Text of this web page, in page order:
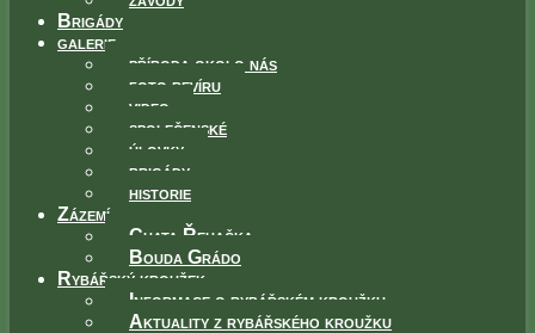
Brigády
galerie
příroda okolo nás
foto revíru
video
společenské
úlovky
brigády
historie
Zázemí
Chata Řehačka
Bouda Grádo
Rybářský kroužek
Informace o rybářském kroužku
Aktuality z rybářského kroužku